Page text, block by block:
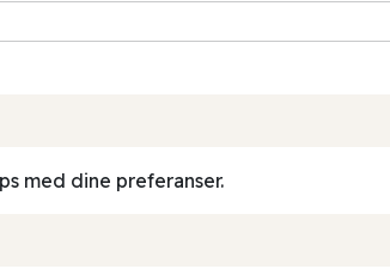
med dine preferanser.